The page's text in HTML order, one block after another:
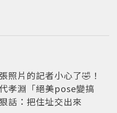
照片的記者小心了🤣！
孝淵「絕美pose變搞
話：把住址交出來